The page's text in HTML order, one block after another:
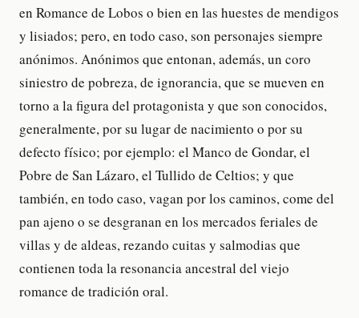
en Romance de Lobos o bien en las huestes de mendigos
y lisiados; pero, en todo caso, son personajes siempre
anónimos. Anónimos que entonan, además, un coro
siniestro de pobreza, de ignorancia, que se mueven en
torno a la figura del protagonista y que son conocidos,
generalmente, por su lugar de nacimiento o por su
defecto físico; por ejemplo: el Manco de Gondar, el
Pobre de San Lázaro, el Tullido de Celtios; y que
también, en todo caso, vagan por los caminos, come del
pan ajeno o se desgranan en los mercados feriales de
villas y de aldeas, rezando cuitas y salmodias que
contienen toda la resonancia ancestral del viejo
romance de tradición oral.